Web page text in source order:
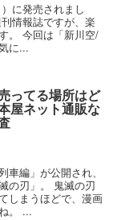
に発売されまし
情報誌ですが、楽
。 今回は「新川空/
に...
ってる場所はど
屋ネット通販な
編」が公開され、
の刃」。 鬼滅の刃
しまうほどで、漫画
。 ...